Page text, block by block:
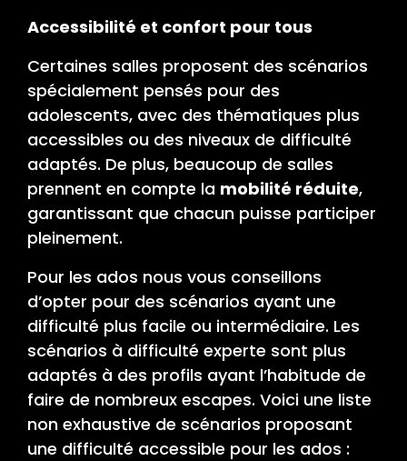
Accessibilité et confort pour tous
Certaines salles proposent des scénarios
spécialement pensés pour des
adolescents, avec des thématiques plus
accessibles ou des niveaux de difficulté
adaptés. De plus, beaucoup de salles
prennent en compte la mobilité réduite,
garantissant que chacun puisse participer
pleinement.
Pour les ados nous vous conseillons
d’opter pour des scénarios ayant une
difficulté plus facile ou intermédiaire. Les
scénarios à difficulté experte sont plus
adaptés à des profils ayant l’habitude de
faire de nombreux escapes. Voici une liste
non exhaustive de scénarios proposant
une difficulté accessible pour les ados :